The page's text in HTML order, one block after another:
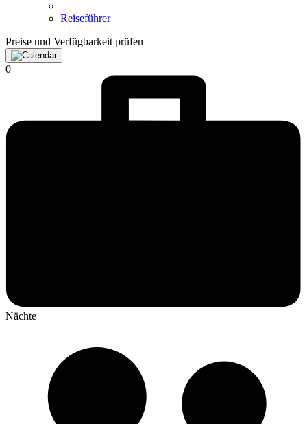
Reiseführer
Preise und Verfügbarkeit prüfen
0
Nächte